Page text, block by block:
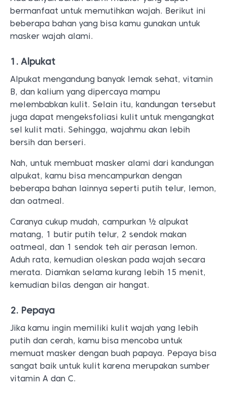
bermanfaat untuk memutihkan wajah. Berikut ini
beberapa bahan yang bisa kamu gunakan untuk
masker wajah alami.
1. Alpukat
Alpukat mengandung banyak lemak sehat, vitamin
B, dan kalium yang dipercaya mampu
melembabkan kulit. Selain itu, kandungan tersebut
juga dapat mengeksfoliasi kulit untuk mengangkat
sel kulit mati. Sehingga, wajahmu akan lebih
bersih dan berseri.
Nah, untuk membuat masker alami dari kandungan
alpukat, kamu bisa mencampurkan dengan
beberapa bahan lainnya seperti putih telur, lemon,
dan oatmeal.
Caranya cukup mudah, campurkan ½ alpukat
matang, 1 butir putih telur, 2 sendok makan
oatmeal, dan 1 sendok teh air perasan lemon.
Aduh rata, kemudian oleskan pada wajah secara
merata. Diamkan selama kurang lebih 15 menit,
kemudian bilas dengan air hangat.
2. Pepaya
Jika kamu ingin memiliki kulit wajah yang lebih
putih dan cerah, kamu bisa mencoba untuk
memuat masker dengan buah papaya. Pepaya bisa
sangat baik untuk kulit karena merupakan sumber
vitamin A dan C.